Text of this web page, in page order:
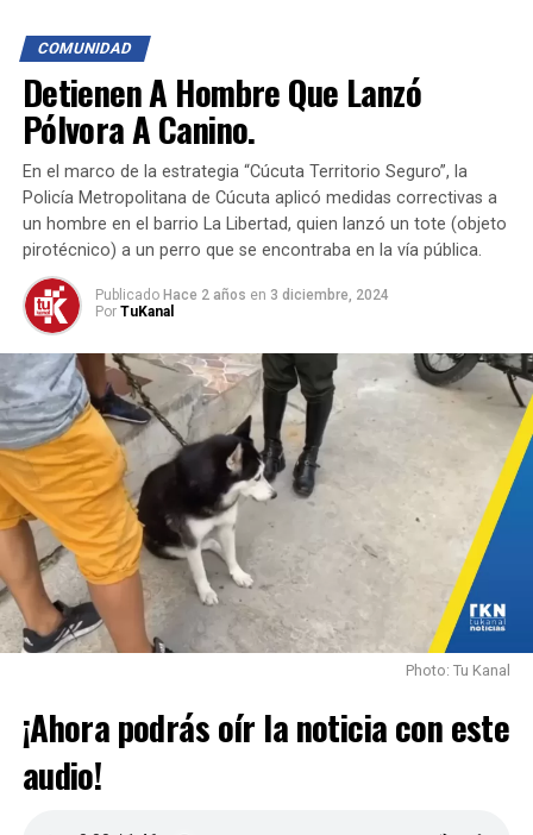
Cúcuta y del país a unirse a esta causa, donando regalos,
alimentos, ropa o aportes económicos. Además, quienes
lo deseen pueden sumarse como voluntarios en las
actividades de entrega.
El evento promete ser un día lleno de sonrisas, con
pintucaritas, payasos y muchas sorpresas para los más
pequeños. Sin embargo, aún hacen falta donaciones
clave como refrigerios y otras actividades recreativas.
Forma parte de esta obra solidaria
Las personas interesadas en colaborar pueden
comunicarse directamente al número
3119 7934. No hay
intermediarios, lo que garantiza que cada aporte llegue
a los niños que lo necesitan.
En diciembre, hagamos realidad los sueños de estos
pequeños y demostremos que juntos podemos llevar
esperanza y felicidad a quienes más lo necesitan.
“El que da, recibe. El que más da, más recibe.”
Únete a esta campaña y sé parte de la magia.
Mantente informado con TuKanal, Somos Parte de
COMUNIDAD
Detienen A Hombre Que Lanzó
Pólvora A Canino.
En el marco de la estrategia “Cúcuta Territorio Seguro”, la
Policía Metropolitana de Cúcuta aplicó medidas correctivas a
un hombre en el barrio La Libertad, quien lanzó un tote (objeto
pirotécnico) a un perro que se encontraba en la vía pública.
Publicado Hace 2 años en 3 diciembre, 2024
Por TuKanal
Photo: Tu Kanal
¡Ahora podrás oír la noticia con este
audio!